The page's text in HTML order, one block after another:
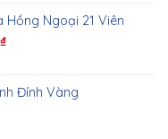
Ngoại 21 Viên
₫
Đính Vàng